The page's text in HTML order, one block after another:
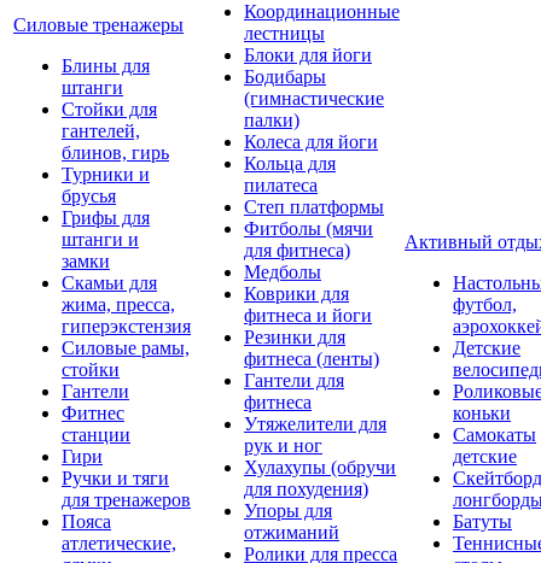
Силовые тренажеры
Блины для
штанги
Стойки для
гантелей,
блинов, гирь
Турники и
брусья
Грифы для
штанги и
замки
Скамьи для
жима, пресса,
гиперэкстензия
Силовые рамы,
стойки
Гантели
Фитнес
станции
Гири
Ручки и тяги
для тренажеров
Пояса
атлетические,
Координационные
лестницы
Блоки для йоги
Бодибары
(гимнастические
палки)
Колеса для йоги
Кольца для
пилатеса
Степ платформы
Фитболы (мячи
для фитнеса)
Медболы
Коврики для
фитнеса и йоги
Резинки для
фитнеса (ленты)
Гантели для
фитнеса
Утяжелители для
рук и ног
Хулахупы (обручи
для похудения)
Упоры для
отжиманий
Ролики для пресса
Активный
футбол,
Детские
коньки
Самокаты
детские
Батуты